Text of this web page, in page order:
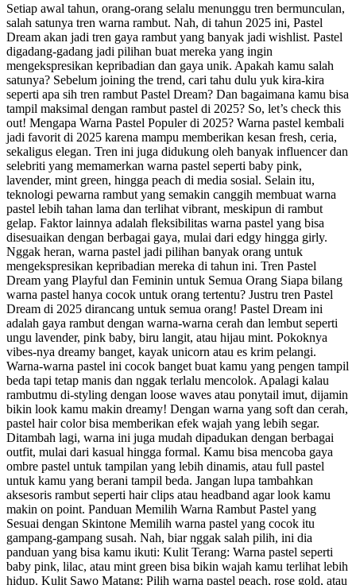
Setiap awal tahun, orang-orang selalu menunggu tren bermunculan,
salah satunya tren warna rambut. Nah, di tahun 2025 ini, Pastel
Dream akan jadi tren gaya rambut yang banyak jadi wishlist. Pastel
digadang-gadang jadi pilihan buat mereka yang ingin
mengekspresikan kepribadian dan gaya unik. Apakah kamu salah
satunya? Sebelum joining the trend, cari tahu dulu yuk kira-kira
seperti apa sih tren rambut Pastel Dream? Dan bagaimana kamu bisa
tampil maksimal dengan rambut pastel di 2025? So, let’s check this
out! Mengapa Warna Pastel Populer di 2025? Warna pastel kembali
jadi favorit di 2025 karena mampu memberikan kesan fresh, ceria,
sekaligus elegan. Tren ini juga didukung oleh banyak influencer dan
selebriti yang memamerkan warna pastel seperti baby pink,
lavender, mint green, hingga peach di media sosial. Selain itu,
teknologi pewarna rambut yang semakin canggih membuat warna
pastel lebih tahan lama dan terlihat vibrant, meskipun di rambut
gelap. Faktor lainnya adalah fleksibilitas warna pastel yang bisa
disesuaikan dengan berbagai gaya, mulai dari edgy hingga girly.
Nggak heran, warna pastel jadi pilihan banyak orang untuk
mengekspresikan kepribadian mereka di tahun ini. Tren Pastel
Dream yang Playful dan Feminin untuk Semua Orang Siapa bilang
warna pastel hanya cocok untuk orang tertentu? Justru tren Pastel
Dream di 2025 dirancang untuk semua orang! Pastel Dream ini
adalah gaya rambut dengan warna-warna cerah dan lembut seperti
ungu lavender, pink baby, biru langit, atau hijau mint. Pokoknya
vibes-nya dreamy banget, kayak unicorn atau es krim pelangi.
Warna-warna pastel ini cocok banget buat kamu yang pengen tampil
beda tapi tetap manis dan nggak terlalu mencolok. Apalagi kalau
rambutmu di-styling dengan loose waves atau ponytail imut, dijamin
bikin look kamu makin dreamy! Dengan warna yang soft dan cerah,
pastel hair color bisa memberikan efek wajah yang lebih segar.
Ditambah lagi, warna ini juga mudah dipadukan dengan berbagai
outfit, mulai dari kasual hingga formal. Kamu bisa mencoba gaya
ombre pastel untuk tampilan yang lebih dinamis, atau full pastel
untuk kamu yang berani tampil beda. Jangan lupa tambahkan
aksesoris rambut seperti hair clips atau headband agar look kamu
makin on point. Panduan Memilih Warna Rambut Pastel yang
Sesuai dengan Skintone Memilih warna pastel yang cocok itu
gampang-gampang susah. Nah, biar nggak salah pilih, ini dia
panduan yang bisa kamu ikuti: Kulit Terang: Warna pastel seperti
baby pink, lilac, atau mint green bisa bikin wajah kamu terlihat lebih
hidup. Kulit Sawo Matang: Pilih warna pastel peach, rose gold, atau